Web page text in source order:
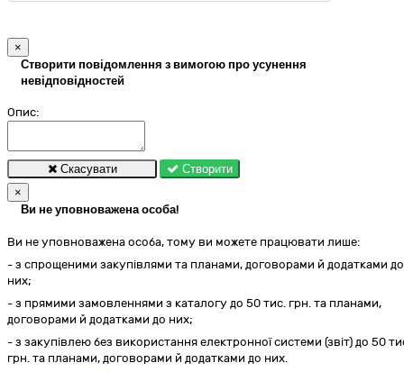
×
Створити повідомлення з вимогою про усунення
невідповідностей
Опис:
Скасувати
Створити
×
Ви не уповноважена особа!
Ви не уповноважена особа, тому ви можете працювати лише:
- з спрощеними закупівлями та планами, договорами й додатками до
них;
- з прямими замовленнями з каталогу до 50 тис. грн. та планами,
договорами й додатками до них;
- з закупівлею без використання електронної системи (звіт) до 50
грн. та планами, договорами й додатками до них.